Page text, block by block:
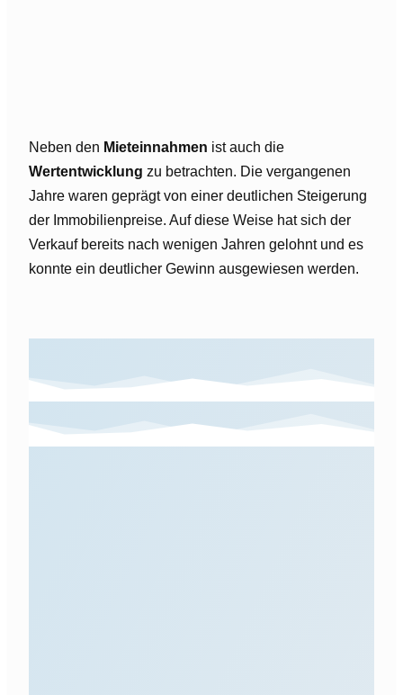
Neben den Mieteinnahmen ist auch die
Wertentwicklung zu betrachten. Die vergangenen
Jahre waren geprägt von einer deutlichen Steigerung
der Immobilienpreise. Auf diese Weise hat sich der
Verkauf bereits nach wenigen Jahren gelohnt und es
konnte ein deutlicher Gewinn ausgewiesen werden.